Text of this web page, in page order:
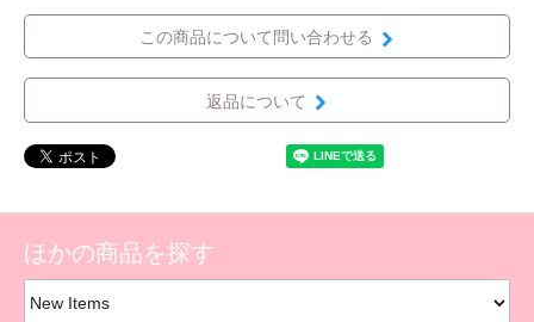
この商品について問い合わせる
返品について
ほかの商品を探す